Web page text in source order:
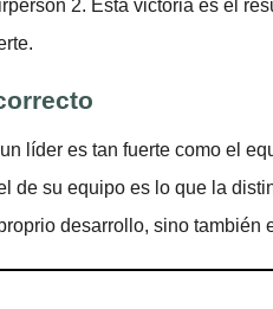
2. Esta victoria es el
líder es tan fuerte como el
de su equipo es lo que la
desarrollo, sino también